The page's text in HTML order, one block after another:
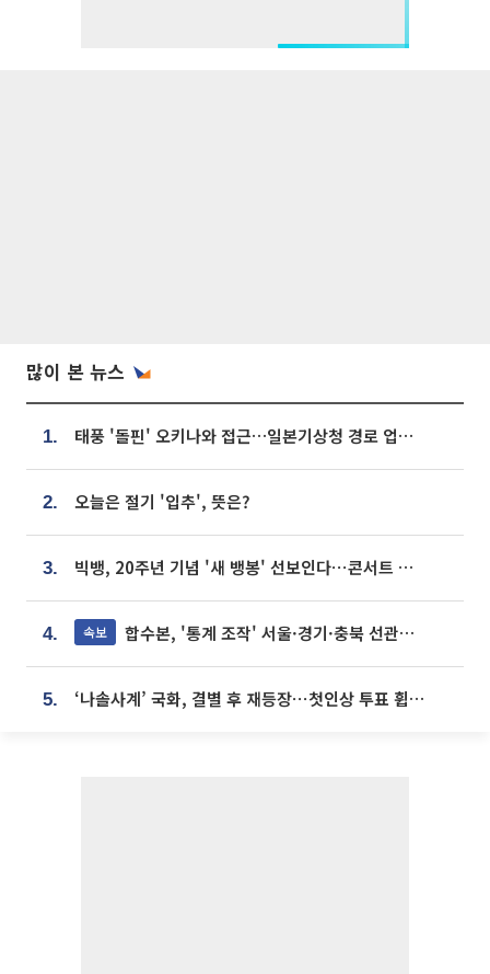
많이 본 뉴스
1. 태풍 '돌핀' 오키나와 접근…일본기상청 경로 업데이트
2. 오늘은 절기 '입추', 뜻은?
3. 빅뱅, 20주년 기념 '새 뱅봉' 선보인다⋯콘서트 앞두고 팝업 개최
4. 속보 합수본, '통계 조작' 서울·경기·충북 선관위 등 추가 압수수색
5. ‘나솔사계’ 국화, 결별 후 재등장⋯첫인상 투표 휩쓸고 ‘인기녀’ 등극